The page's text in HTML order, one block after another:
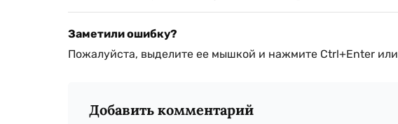
Заметили ошибку?
Пожалуйста, выделите ее мышкой и нажмите Ctrl+Enter или
Добавить комментарий